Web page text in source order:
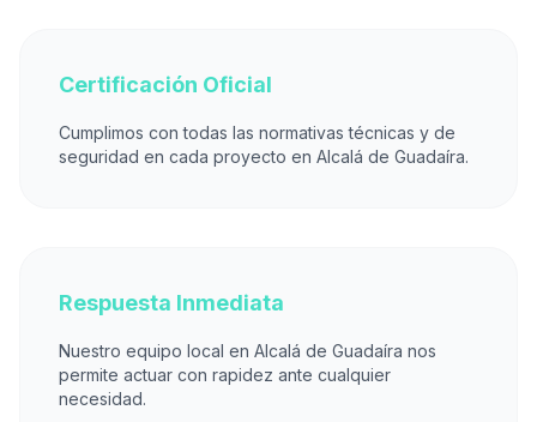
Certificación Oficial
Cumplimos con todas las normativas técnicas y de
seguridad en cada proyecto en Alcalá de Guadaíra.
Respuesta Inmediata
Nuestro equipo local en Alcalá de Guadaíra nos
permite actuar con rapidez ante cualquier
necesidad.